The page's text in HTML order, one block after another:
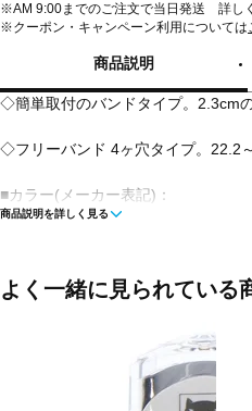
※AM 9:00までのご注文で当日発送 詳し
※クーポン・キャンペーン利用については
商品説明
◇簡単取付のバンドタイプ。2.3cm
◇フリーバンド 4ヶ穴タイプ。22.2
■カラー(メーカー表記)：
ブラック(BK：ブラック)
■サイズ：ワン/Φ23mm
商品説明を詳しく見る
よく一緒に見られている